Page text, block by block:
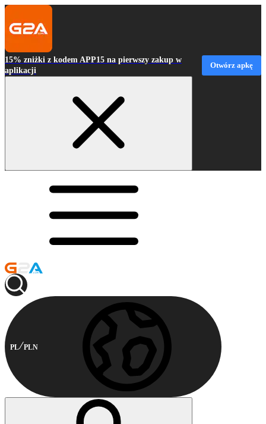
15% zniżki z kodem APP15 na pierwszy zakup w
aplikacji
Otwórz apkę
PL PLN